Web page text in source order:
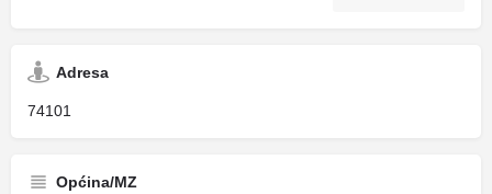
Adresa
74101
Općina/MZ